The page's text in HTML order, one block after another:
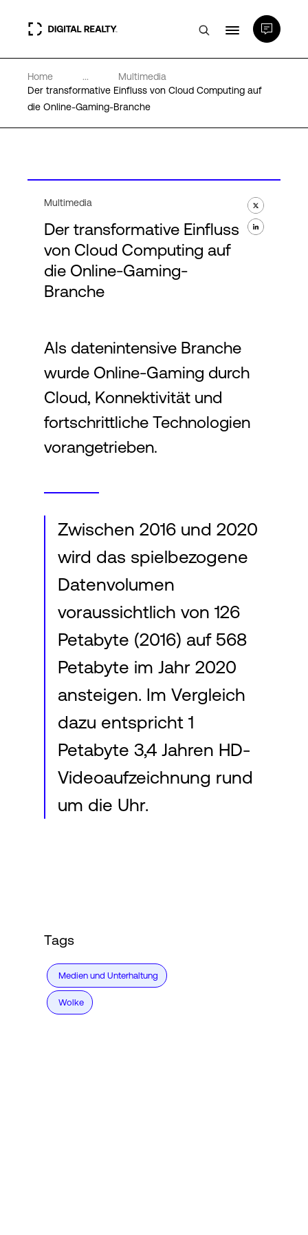
Rechenzentren
PlatformDIGITAL®
Über uns
Login
Home ...
Multimedia
Der transformative Einfluss von Cloud Computing auf
die Online-Gaming-Branche
Multimedia
Der transformative Einfluss
von Cloud Computing auf
die Online-Gaming-
Branche
Als datenintensive Branche
wurde Online-Gaming durch
Cloud, Konnektivität und
fortschrittliche Technologien
vorangetrieben.
Zwischen 2016 und 2020
wird das spielbezogene
Datenvolumen
voraussichtlich von 126
Petabyte (2016) auf 568
Petabyte im Jahr 2020
ansteigen. Im Vergleich
dazu entspricht 1
Petabyte 3,4 Jahren HD-
Videoaufzeichnung rund
um die Uhr.
Tags
Medien und Unterhaltung
Wolke